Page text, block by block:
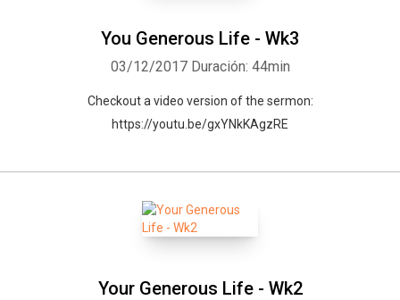
You Generous Life - Wk3
03/12/2017 Duración: 44min
Checkout a video version of the sermon:
https://youtu.be/gxYNkKAgzRE
Your Generous Life - Wk2